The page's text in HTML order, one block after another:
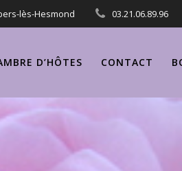
lès-Hesmond 03.21.06.89.96
D’HÔTES CONTACT